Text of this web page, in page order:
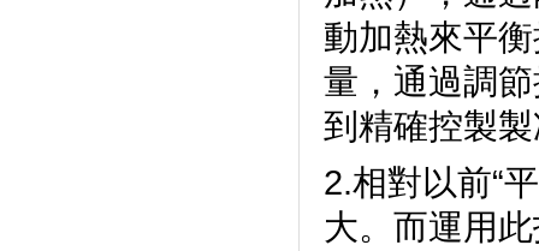
動加熱來平衡
量，通過調
到精確控製製冷
2.相對以前“
大。而運